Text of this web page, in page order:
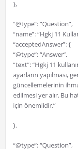
},
“@type”: “Question”,
“name”: “Hgkj 11
“acceptedAnswer”: {
“@type”: “Answer”,
“text”: “Hgkj 11
ayarların yapılması,
güncellemelerinin
edilmesi yer alır. Bu
için önemlidir.”
},
“@type”: “Question”,